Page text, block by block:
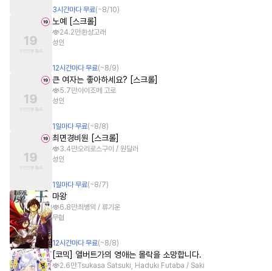
3시간마다 무료(~8/10)
노예 [스크롤]
24.2만환상고래
성인
12시간마다 무료(~8/9)
큰 여자는 좋아하세요? [스크롤]
5.7만아이조메 고로
성인
1 일마다 무료(~8/8)
최면경비원 [스크롤]
3.4만오리로스구이 / 원달러
성인
1 일마다 무료(~8/7)
마왕
6.8만최병익 / 류기운
무협
12시간마다 무료(~8/8)
[코믹] 앨버트가의 영애는 몰락을 소망합니다.
2.6만Tsukasa Satsuki, Haduki Futaba / Saki